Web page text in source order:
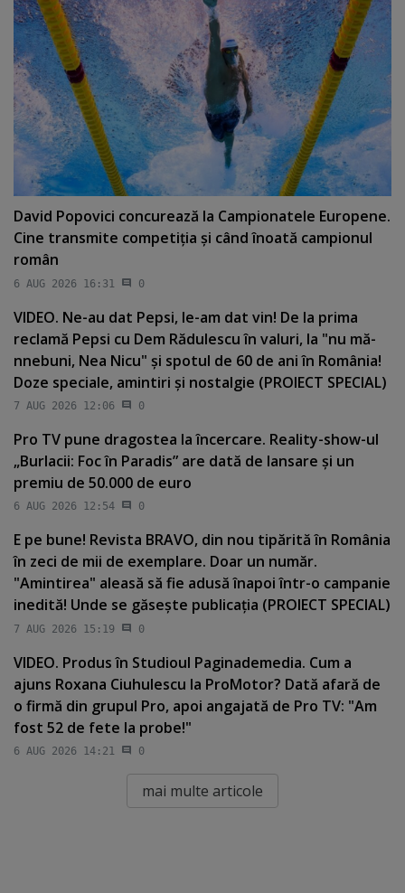
David Popovici concurează la Campionatele Europene.
Cine transmite competiţia şi când înoată campionul
român
6 AUG 2026 16:31 0
VIDEO. Ne-au dat Pepsi, le-am dat vin! De la prima
reclamă Pepsi cu Dem Rădulescu în valuri, la "nu mă-
nnebuni, Nea Nicu" şi spotul de 60 de ani în România!
Doze speciale, amintiri şi nostalgie (PROIECT SPECIAL)
7 AUG 2026 12:06 0
Pro TV pune dragostea la încercare. Reality-show-ul
„Burlacii: Foc în Paradis” are dată de lansare şi un
premiu de 50.000 de euro
6 AUG 2026 12:54 0
E pe bune! Revista BRAVO, din nou tipărită în România
în zeci de mii de exemplare. Doar un număr.
"Amintirea" aleasă să fie adusă înapoi într-o campanie
inedită! Unde se găseşte publicaţia (PROIECT SPECIAL)
7 AUG 2026 15:19 0
VIDEO. Produs în Studioul Paginademedia. Cum a
ajuns Roxana Ciuhulescu la ProMotor? Dată afară de
o firmă din grupul Pro, apoi angajată de Pro TV: "Am
fost 52 de fete la probe!"
6 AUG 2026 14:21 0
mai multe articole